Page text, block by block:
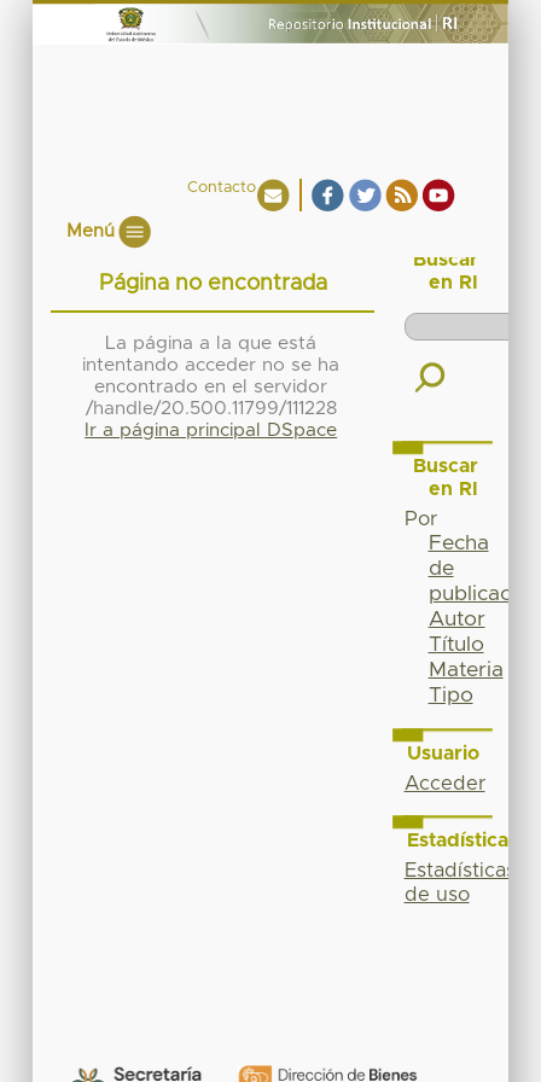
Contacto
Menú
Página no encontrada
La página a la que está
intentando acceder no se ha
encontrado en el servidor
/handle/20.500.11799/111228
Ir a página principal DSpace
Buscar
en RI
Buscar
en RI
Por
Fecha
de
publicación
Autor
Título
Materia
Tipo
Usuario
Acceder
Estadísticas
Estadísticas
de uso